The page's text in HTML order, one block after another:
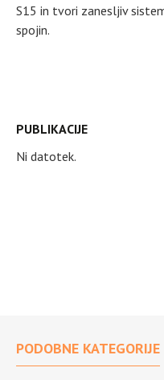
S15 in tvori zanesljiv
spojin.
PUBLIKACIJE
Ni datotek.
PODOBNE KATEGORIJE